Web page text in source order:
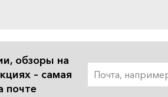
обзоры на
– самая
почте